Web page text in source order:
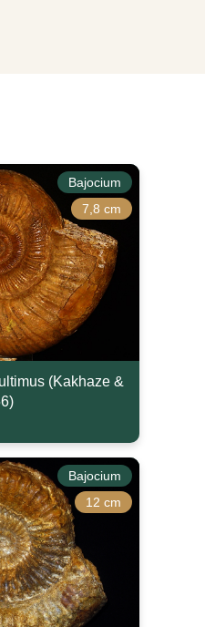
Bajocium
7,8 cm
(Kakhaze &
Bajocium
12 cm